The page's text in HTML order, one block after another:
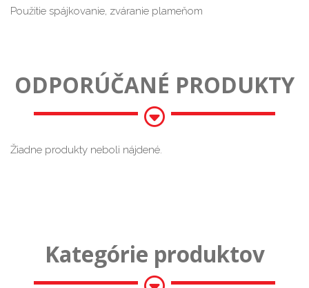
Použitie spájkovanie, zváranie plameňom
ODPORÚČANÉ PRODUKTY
Žiadne produkty neboli nájdené.
Kategórie produktov